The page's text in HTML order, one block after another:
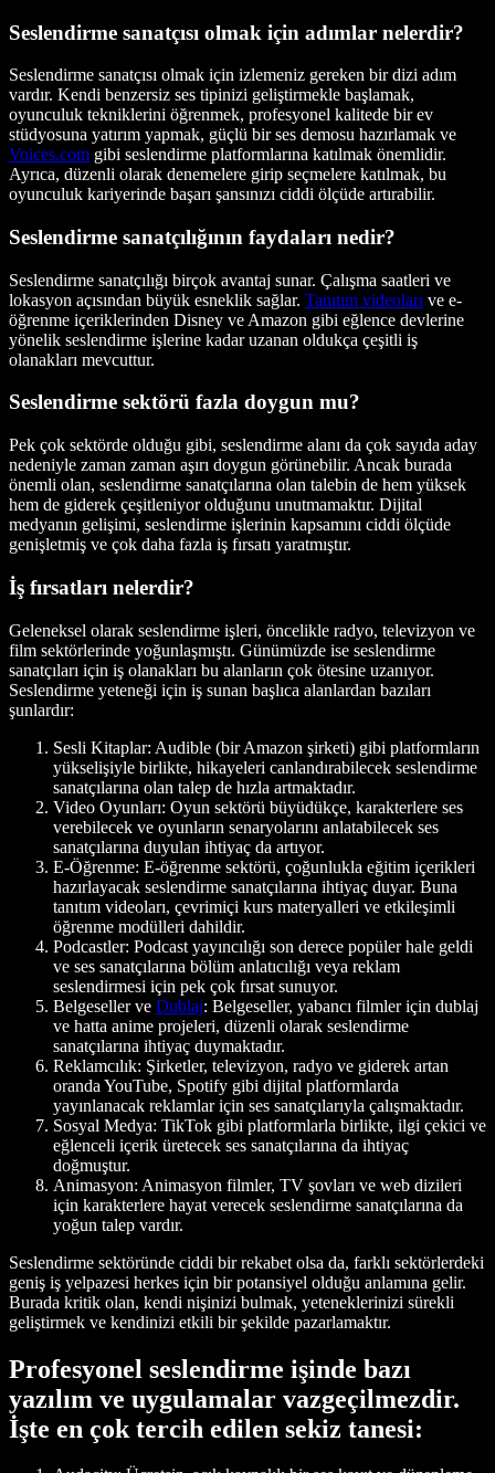
Seslendirme sanatçısı olmak için adımlar nelerdir?
Seslendirme sanatçısı olmak için izlemeniz gereken bir dizi adım
vardır. Kendi benzersiz ses tipinizi geliştirmekle başlamak,
oyunculuk tekniklerini öğrenmek, profesyonel kalitede bir ev
stüdyosuna yatırım yapmak, güçlü bir ses demosu hazırlamak ve
Voices.com gibi seslendirme platformlarına katılmak önemlidir.
Ayrıca, düzenli olarak denemelere girip seçmelere katılmak, bu
oyunculuk kariyerinde başarı şansınızı ciddi ölçüde artırabilir.
Seslendirme sanatçılığının faydaları nedir?
Seslendirme sanatçılığı birçok avantaj sunar. Çalışma saatleri ve
lokasyon açısından büyük esneklik sağlar. Tanıtım videoları ve e-
öğrenme içeriklerinden Disney ve Amazon gibi eğlence devlerine
yönelik seslendirme işlerine kadar uzanan oldukça çeşitli iş
olanakları mevcuttur.
Seslendirme sektörü fazla doygun mu?
Pek çok sektörde olduğu gibi, seslendirme alanı da çok sayıda aday
nedeniyle zaman zaman aşırı doygun görünebilir. Ancak burada
önemli olan, seslendirme sanatçılarına olan talebin de hem yüksek
hem de giderek çeşitleniyor olduğunu unutmamaktır. Dijital
medyanın gelişimi, seslendirme işlerinin kapsamını ciddi ölçüde
genişletmiş ve çok daha fazla iş fırsatı yaratmıştır.
İş fırsatları nelerdir?
Geleneksel olarak seslendirme işleri, öncelikle radyo, televizyon ve
film sektörlerinde yoğunlaşmıştı. Günümüzde ise seslendirme
sanatçıları için iş olanakları bu alanların çok ötesine uzanıyor.
Seslendirme yeteneği için iş sunan başlıca alanlardan bazıları
şunlardır:
Sesli Kitaplar: Audible (bir Amazon şirketi) gibi platformların
yükselişiyle birlikte, hikayeleri canlandırabilecek seslendirme
sanatçılarına olan talep de hızla artmaktadır.
Video Oyunları: Oyun sektörü büyüdükçe, karakterlere ses
verebilecek ve oyunların senaryolarını anlatabilecek ses
sanatçılarına duyulan ihtiyaç da artıyor.
E-Öğrenme: E-öğrenme sektörü, çoğunlukla eğitim içerikleri
hazırlayacak seslendirme sanatçılarına ihtiyaç duyar. Buna
tanıtım videoları, çevrimiçi kurs materyalleri ve etkileşimli
öğrenme modülleri dahildir.
Podcastler: Podcast yayıncılığı son derece popüler hale geldi
ve ses sanatçılarına bölüm anlatıcılığı veya reklam
seslendirmesi için pek çok fırsat sunuyor.
Belgeseller ve Dublaj: Belgeseller, yabancı filmler için dublaj
ve hatta anime projeleri, düzenli olarak seslendirme
sanatçılarına ihtiyaç duymaktadır.
Reklamcılık: Şirketler, televizyon, radyo ve giderek artan
oranda YouTube, Spotify gibi dijital platformlarda
yayınlanacak reklamlar için ses sanatçılarıyla çalışmaktadır.
Sosyal Medya: TikTok gibi platformlarla birlikte, ilgi çekici ve
eğlenceli içerik üretecek ses sanatçılarına da ihtiyaç
doğmuştur.
Animasyon: Animasyon filmler, TV şovları ve web dizileri
için karakterlere hayat verecek seslendirme sanatçılarına da
yoğun talep vardır.
Seslendirme sektöründe ciddi bir rekabet olsa da, farklı sektörlerdeki
geniş iş yelpazesi herkes için bir potansiyel olduğu anlamına gelir.
Burada kritik olan, kendi nişinizi bulmak, yeteneklerinizi sürekli
geliştirmek ve kendinizi etkili bir şekilde pazarlamaktır.
Profesyonel seslendirme işinde bazı
yazılım ve uygulamalar vazgeçilmezdir.
İşte en çok tercih edilen sekiz tanesi: